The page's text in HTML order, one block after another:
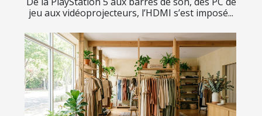
jeu aux vidéoprojecteurs, l’HDMI s’est imposé...